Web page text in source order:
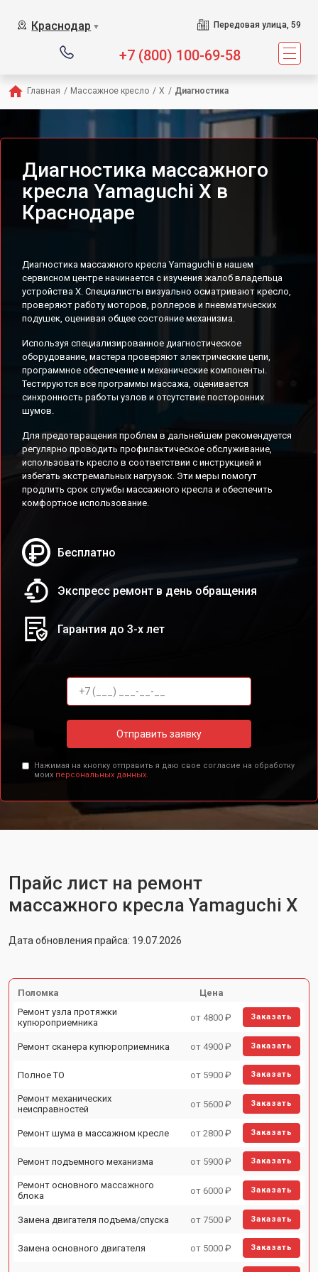
Краснодар ▼ Передовая улица, 59
+7 (800) 100-69-58
Главная / Массажное кресло / X / Диагностика
Диагностика массажного
кресла Yamaguchi X в
Краснодаре
Диагностика массажного кресла Yamaguchi в нашем
сервисном центре начинается с изучения жалоб владельца
устройства X. Специалисты визуально осматривают кресло,
проверяют работу моторов, роллеров и пневматических
подушек, оценивая общее состояние механизма.
Используя специализированное диагностическое
оборудование, мастера проверяют электрические цепи,
программное обеспечение и механические компоненты.
Тестируются все программы массажа, оценивается
синхронность работы узлов и отсутствие посторонних
шумов.
Для предотвращения проблем в дальнейшем рекомендуется
регулярно проводить профилактическое обслуживание,
использовать кресло в соответствии с инструкцией и
избегать экстремальных нагрузок. Эти меры помогут
продлить срок службы массажного кресла и обеспечить
комфортное использование.
Бесплатно
Экспресс ремонт в день обращения
Гарантия до 3-х лет
Отправить заявку
Нажимая на кнопку отправить я даю свое согласие на обработку
моих персональных данных.
Прайс лист на ремонт
массажного кресла Yamaguchi X
Дата обновления прайса: 19.07.2026
Поломка
Цена
Ремонт узла протяжки
купюроприемника
от 4800 ₽ Заказать
Ремонт сканера купюроприемника от 4900 ₽ Заказать
Полное ТО от 5900 ₽ Заказать
Ремонт механических
неисправностей
от 5600 ₽ Заказать
Ремонт шума в массажном кресле от 2800 ₽ Заказать
Ремонт подъемного механизма от 5900 ₽ Заказать
Ремонт основного массажного
блока
от 6000 ₽ Заказать
Замена двигателя подъема/спуска от 7500 ₽ Заказать
Замена основного двигателя от 5000 ₽ Заказать